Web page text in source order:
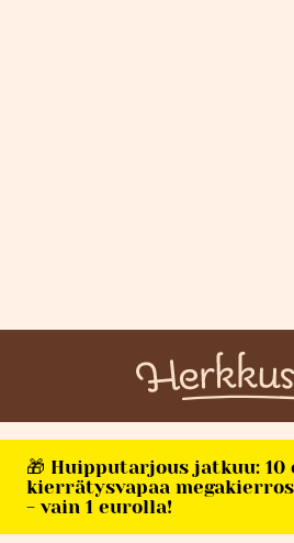
🎁 Huipputarjous jatkuu: 10
kierrätysvapaa
- vain 1 eurolla!